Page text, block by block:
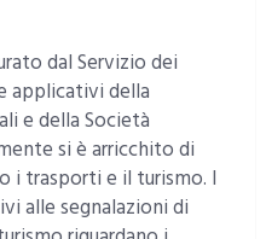
dal Servizio dei
applicativi della
e della Società
si è arricchito di
i trasporti e il turismo. I
alle segnalazioni di